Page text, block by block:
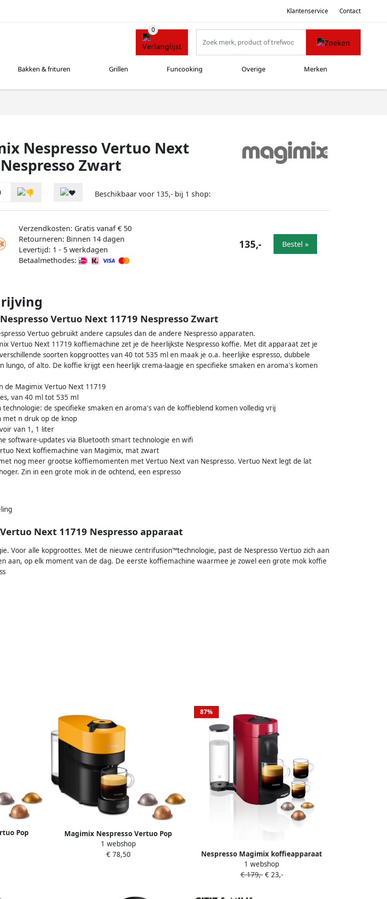
Klantenservice Contact
Bakken & frituren Grillen Funcooking Overige Merken
Nespresso Vertuo Next
Zwart
Beschikbaar voor 135,- bij 1 shop:
Verzendkosten: Gratis vanaf € 50
Retourneren: Binnen 14 dagen
Levertijd: 1 - 5 werkdagen
Betaalmethodes:
135,- Bestel »
Vertuo Next 11719 Nespresso Zwart
Vertuo gebruikt andere capsules dan de andere Nespresso apparaten.
Vertuo Next 11719 koffiemachine zet je de heerlijkste Nespresso koffie. Met dit apparaat zet je
soorten kopgroottes van 40 tot 535 ml en maak je o.a. heerlijke espresso, dubbele
lungo, of alto. De koffie krijgt een heerlijk crema-laagje en specifieke smaken en aroma's komen
de Magimix Vertuo Next 11719
van 40 ml tot 535 ml
de specifieke smaken en aroma's van de koffieblend komen volledig vrij
met n druk op de knop
van 1, 1 liter
software-updates via Bluetooth smart technologie en wifi
Next koffiemachine van Magimix, mat zwart
nog meer grootse koffiemomenten met Vertuo Next van Nespresso. Vertuo Next legt de lat
Zin in een grote mok in de ochtend, een espresso
Next 11719 Nespresso apparaat
Voor alle kopgroottes. Met de nieuwe centrifusion™technologie, past de Nespresso Vertuo zich aan
aan, op elk moment van de dag. De eerste koffiemachine waarmee je zowel een grote mok koffie
Pop
Magimix Nespresso Vertuo Pop
11729NL Nespresso Geel
1 webshop
€ 78,50
87%
Nespresso Magimix koffieapparaat
VertuoPlus (Rood)
1 webshop
€ 179,-€ 23,-